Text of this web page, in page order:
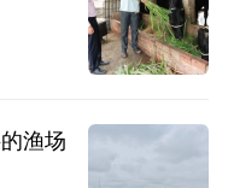
渔场